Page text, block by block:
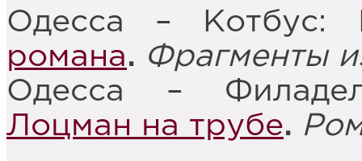
Одесса –
романа. Фрагменты
Одесса –
Лоцман на трубе.